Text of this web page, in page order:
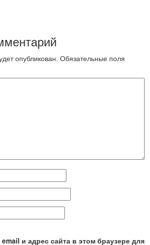
опубликован. Обязательные поля
и адрес сайта в этом браузере для